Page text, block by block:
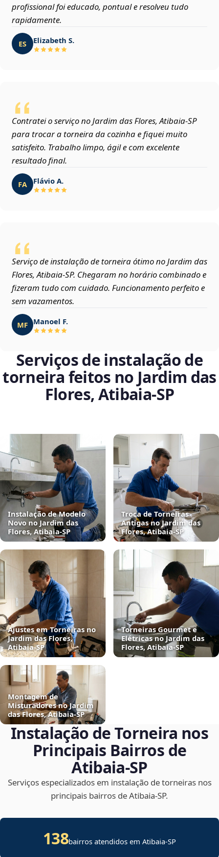
profissional foi educado, pontual e resolveu tudo
rapidamente.
ES Elizabeth S.
Contratei o serviço no Jardim das Flores, Atibaia‑SP
para trocar a torneira da cozinha e fiquei muito
satisfeito. Trabalho limpo, ágil e com excelente
resultado final.
FA Flávio A.
Serviço de instalação de torneira ótimo no Jardim das
Flores, Atibaia‑SP. Chegaram no horário combinado e
fizeram tudo com cuidado. Funcionamento perfeito e
sem vazamentos.
MF Manoel F.
Serviços de instalação de
torneira feitos no Jardim das
Flores, Atibaia‑SP
Instalação de Modelo
Novo no Jardim das
Flores, Atibaia‑SP
Troca de Torneiras
Antigas no Jardim das
Flores, Atibaia‑SP
Ajustes em Torneiras no
Jardim das Flores,
Atibaia‑SP
Torneiras Gourmet e
Elétricas no Jardim das
Flores, Atibaia‑SP
Montagem de
Misturadores no Jardim
das Flores, Atibaia‑SP
Instalação de Torneira nos
Principais Bairros de
Atibaia‑SP
Serviços especializados em instalação de torneiras nos
principais bairros de Atibaia‑SP.
138bairros atendidos em Atibaia-SP